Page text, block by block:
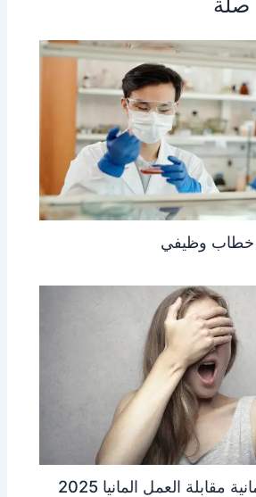
p
مقابلة العمل المانيا 2025